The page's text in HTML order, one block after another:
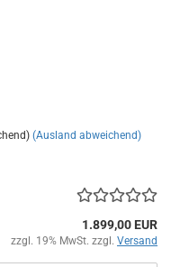
(Ausland abweichend)
1.899,00 EUR
zzgl. 19% MwSt. zzgl. Versand